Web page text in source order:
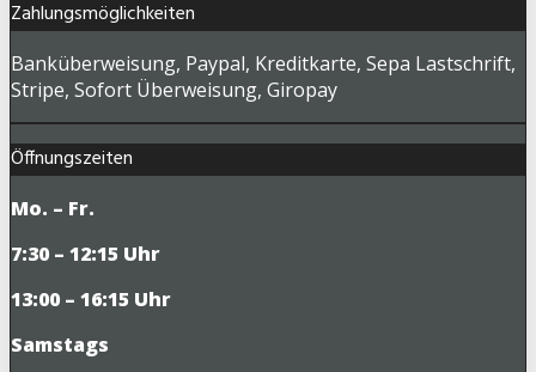
Zahlungsmöglichkeiten
Banküberweisung, Paypal, Kreditkarte, Sepa Lastschrift,
Stripe, Sofort Überweisung, Giropay
Öffnungszeiten
Mo. – Fr.
7:30 – 12:15 Uhr
13:00 – 16:15 Uhr
Samstags